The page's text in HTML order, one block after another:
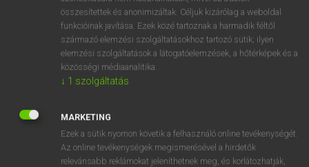
⚲ spatulatekeresése szótárainkban
DÍJMENTES ANGOL SZÓTÁR
spatial
spatterdash
összesítettek és anonimizáltak. Céljuk kizárólag a weboldal
funkcióinak javítása. Ezek közé tartoznak a harmadik féltől
származó elemzési szolgáltatásokhoz tartozó sütik; ilyen
elemzési szolgáltatások a látogatóelemzések, a hőtérképek és a
közösségi médiaanalitika.
↓ 1 szolgáltatás
MARKETING
Ezek a sütik nyomon követik a felhasználó online tevékenységét.
Az online tevékenységek megismerésével a hirdetők
relevánsabb reklámokat jeleníthetnek meg, és korlátozhatják,